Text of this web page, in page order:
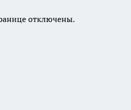
отключены.